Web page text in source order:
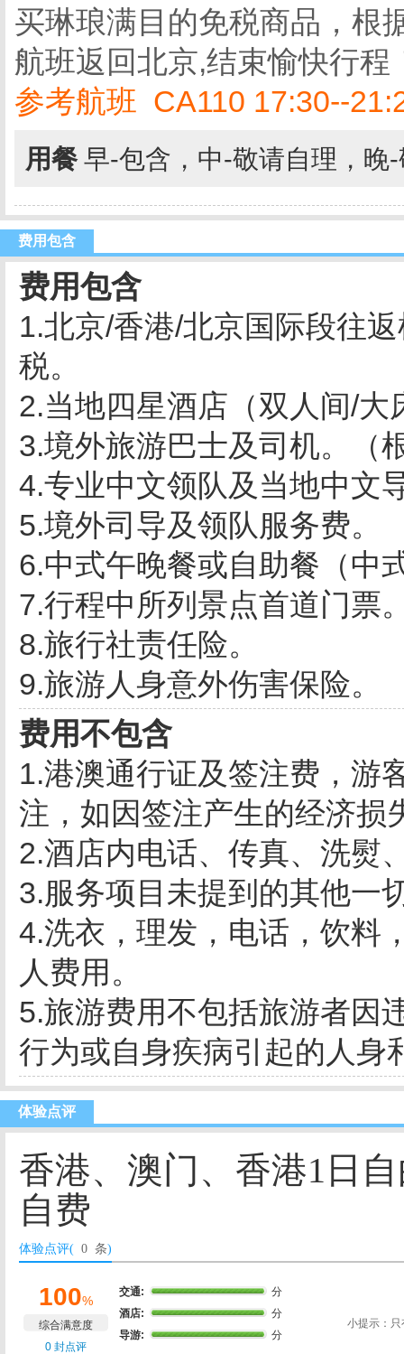
买琳琅满目的免税商品，根
航班返回北京,结束愉快行程
参考航班 CA110 17:30--
用餐 早-包含，中-敬请自理，晚
费用包含
费用包含
1.北京/香港/北京国际段往
税。
2.当地四星酒店（双人间/大
3.境外旅游巴士及司机。（
4.专业中文领队及当地中文
5.境外司导及领队服务费。
6.中式午晚餐或自助餐（中
7.行程中所列景点首道门票
8.旅行社责任险。
9.旅游人身意外伤害保险。
费用不包含
1.港澳通行证及签注费，游
注，如因签注产生的经济损
2.酒店内电话、传真、洗熨
3.服务项目未提到的其他一
4.洗衣，理发，电话，饮料
人费用。
5.旅游费用不包括旅游者因
行为或自身疾病引起的人身
体验点评
香港、澳门、香港1日
自费
体验点评( 0 条)
100%
综合满意度
0 封点评
交通:
分
酒店:
分
导游:
分
小提示：